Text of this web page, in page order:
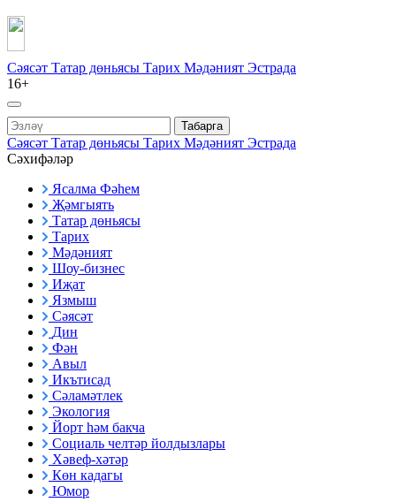
Сәясәт Татар дөньясы Тарих Мәдәният Эстрада
16+
Табарга
Сәясәт Татар дөньясы Тарих Мәдәният Эстрада
Сәхифәләр
Ясалма Фәһем
Җәмгыять
Татар дөньясы
Тарих
Мәдәният
Шоу-бизнес
Иҗат
Язмыш
Сәясәт
Дин
Фән
Авыл
Икътисад
Сәламәтлек
Экология
Йорт һәм бакча
Социаль челтәр йолдызлары
Хәвеф-хәтәр
Көн кадагы
Юмор